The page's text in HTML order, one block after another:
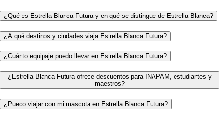
¿Qué es Estrella Blanca Futura y en qué se distingue de Estrella Blanca?
¿A qué destinos y ciudades viaja Estrella Blanca Futura?
¿Cuánto equipaje puedo llevar en Estrella Blanca Futura?
¿Estrella Blanca Futura ofrece descuentos para INAPAM, estudiantes y
maestros?
¿Puedo viajar con mi mascota en Estrella Blanca Futura?